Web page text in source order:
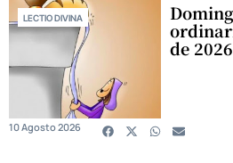
LECTIO DIVINA
de 2026
10 Agosto 2026